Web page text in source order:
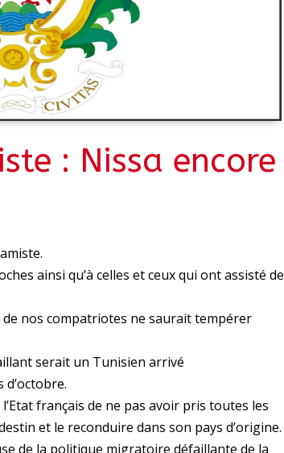
: Nissa encore
ainsi qu’à celles et ceux qui ont assisté de
nos compatriotes ne saurait tempérer
serait un Tunisien arrivé
français de ne pas avoir pris toutes les
et le reconduire dans son pays d’origine.
de la politique migratoire défaillante de la